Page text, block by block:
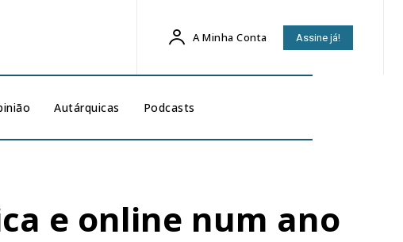
A Minha Conta Assine já!
Autárquicas Podcasts
e online num ano